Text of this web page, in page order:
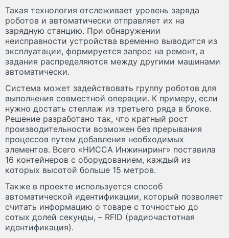
Такая технология отслеживает уровень заряда
роботов и автоматически отправляет их на
зарядную станцию. При обнаружении
неисправности устройства временно выводится из
эксплуатации, формируется запрос на ремонт, а
задания распределяются между другими машинами
автоматически.
Система может задействовать группу роботов для
выполнения совместной операции. К примеру, если
нужно достать стеллаж из третьего ряда в блоке.
Решение разработано так, что кратный рост
производительности возможен без прерывания
процессов путем добавления необходимых
элементов. Всего «НИССА Инжиниринг» поставила
16 контейнеров с оборудованием, каждый из
которых высотой больше 15 метров.
Также в проекте используется способ
автоматической идентификации, который позволяет
считать информацию о товаре с точностью до
сотых долей секунды, – RFID (радиочастотная
идентификация).